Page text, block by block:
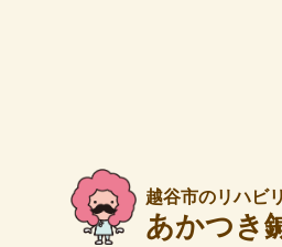
越谷市のリハビ
あかつき